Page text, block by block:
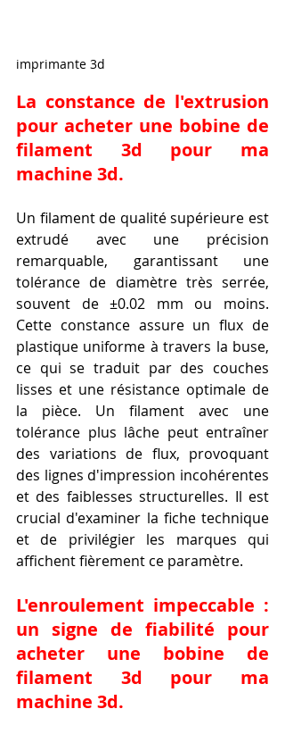
imprimante 3d
La constance de l'extrusion
pour acheter une bobine de
filament 3d pour ma
machine 3d.
Un filament de qualité supérieure est
extrudé avec une précision
remarquable, garantissant une
tolérance de diamètre très serrée,
souvent de ±0.02 mm ou moins.
Cette constance assure un flux de
plastique uniforme à travers la buse,
ce qui se traduit par des couches
lisses et une résistance optimale de
la pièce. Un filament avec une
tolérance plus lâche peut entraîner
des variations de flux, provoquant
des lignes d'impression incohérentes
et des faiblesses structurelles. Il est
crucial d'examiner la fiche technique
et de privilégier les marques qui
affichent fièrement ce paramètre.
L'enroulement impeccable :
un signe de fiabilité pour
acheter une bobine de
filament 3d pour ma
machine 3d.